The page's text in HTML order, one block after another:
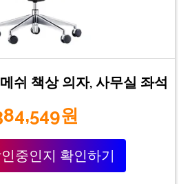
쉬 책상 의자, 사무실 좌석
원
중인지 확인하기